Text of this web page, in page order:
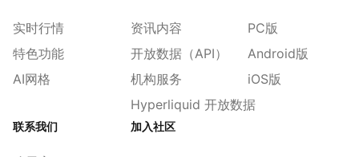
实时行情
特色功能
AI网格
资讯内容
开放数据（API）
机构服务
Hyperliquid 开放数据
PC版
Android版
iOS版
联系我们 加入社区